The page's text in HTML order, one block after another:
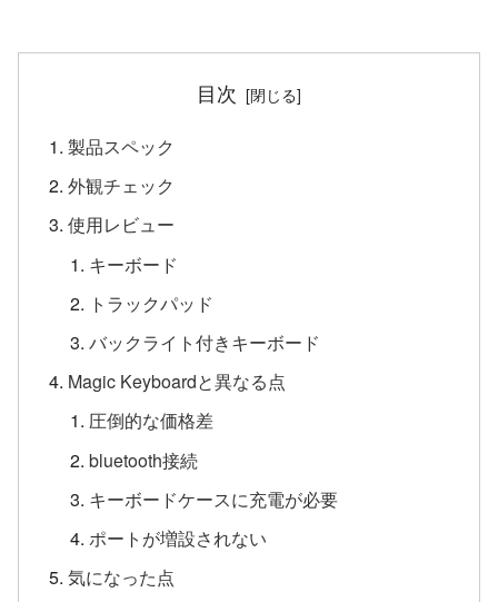
目次
製品スペック
外観チェック
使用レビュー
キーボード
トラックパッド
バックライト付きキーボード
Magic Keyboardと異なる点
圧倒的な価格差
bluetooth接続
キーボードケースに充電が必要
ポートが増設されない
気になった点